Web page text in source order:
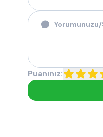
Puanınız: